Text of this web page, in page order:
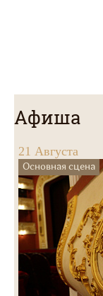
Афиша
21 Августа
Основная сцена